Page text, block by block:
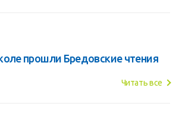
прошли Бредовские чтения
Читать все